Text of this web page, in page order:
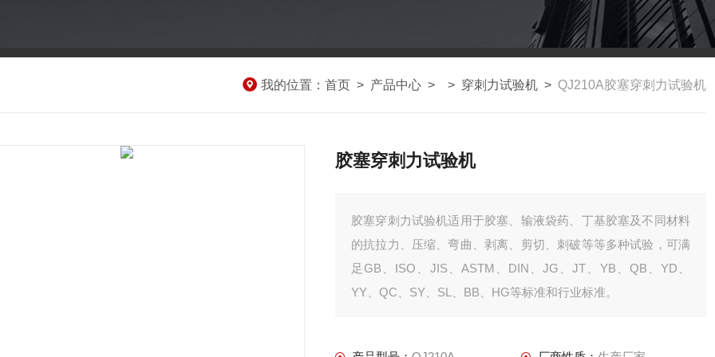
我的位置： 首页 > 产品中心 > > 穿刺力试验机 > QJ210A胶塞穿刺力试验机
胶塞穿刺力试验机
胶塞穿刺力试验机适用于胶塞、输液袋药、丁基胶塞及不同材料
的抗拉力、压缩、弯曲、剥离、剪切、刺破等等多种试验，可满
足GB、ISO、JIS、ASTM、DIN、JG、JT、YB、QB、YD、
YY、QC、SY、SL、BB、HG等标准和行业标准。